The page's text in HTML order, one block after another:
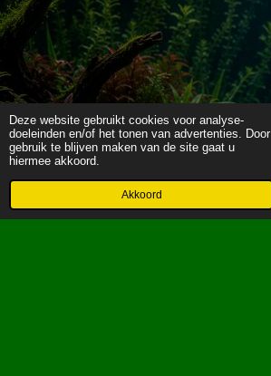
Deze website gebruikt cookies voor analyse-
doeleinden en/of het tonen van advertenties. Door
gebruik te blijven maken van de site gaat u
hiermee akkoord.
Akkoord
Telefoonnummer